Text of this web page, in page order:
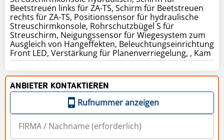
Beetstreuen links für ZA-TS, Schirm für Beetstreuen
rechts für ZA-TS, Positionssensor für hydraulische
Streuschirmkonsole, Rohrschutzbügel S für
Streuschirm, Neigungssensor für Wiegesystem zum
Ausgleich von Hangeffekten, Beleuchtungseinrichtung
Front LED, Verstärkung für Planenverriegelung, , Kam
ANBIETER KONTAKTIEREN
Rufnummer anzeigen